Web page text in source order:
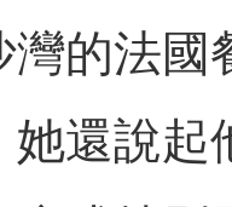
灣的法國
她還說起